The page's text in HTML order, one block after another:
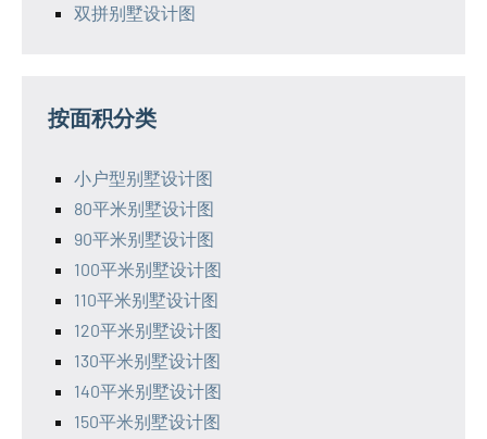
双拼别墅设计图
按面积分类
小户型别墅设计图
80平米别墅设计图
90平米别墅设计图
100平米别墅设计图
110平米别墅设计图
120平米别墅设计图
130平米别墅设计图
140平米别墅设计图
150平米别墅设计图